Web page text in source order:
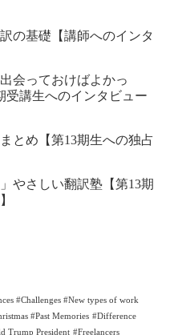
の基礎【講師へのインタ
会っておけばよかっ
受講生へのインタビュー
とめ【第13期生への独占
やさしい翻訳塾【第13期
#Challenges #New types of work
#Past Memories #Difference
Trump President #Freelancers